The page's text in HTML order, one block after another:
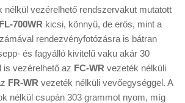
nélkül vezérelhető rendszervakut mutatott
FL-700WR kicsi, könnyű, de erős, mint a
rendezvényfotózásra is bátran
és fagyálló kivitelű vaku akár 30
is vezérelhető az FC-WR vezeték nélküli
FR-WR vezeték nélküli vevőegységgel. A
nélkül csupán 303 grammot nyom, míg